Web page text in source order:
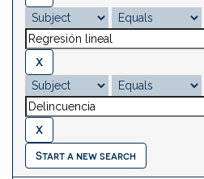
Start a new search